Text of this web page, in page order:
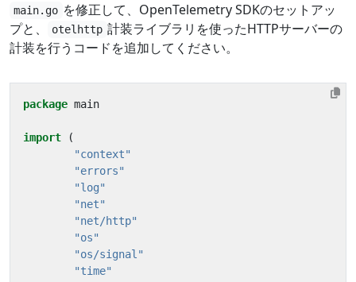
main.go を修正して、OpenTelemetry SDKのセットアッ
プと、
otelhttp 計装ライブラリを使ったHTTPサーバーの
計装を行うコードを追加してください。
package main
import
(
"context"
"errors"
"log"
"net"
"net/http"
"os"
"os/signal"
"time"